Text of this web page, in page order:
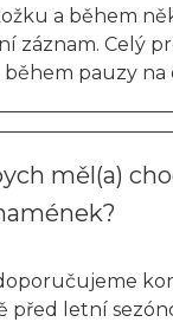
a během
záznam. Celý
pauzy na
měl(a)
před letní